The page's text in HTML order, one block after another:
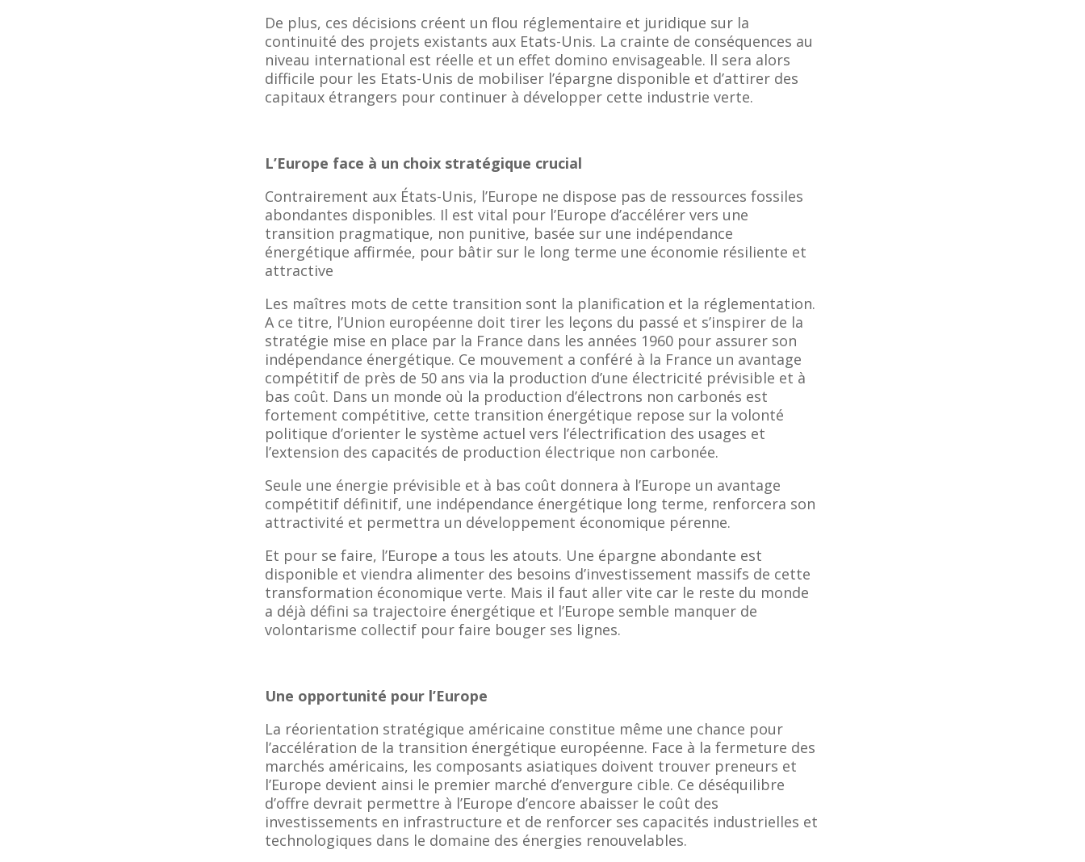
De plus, ces décisions créent un flou réglementaire et juridique sur la
continuité des projets existants aux Etats-Unis. La crainte de conséquences au
niveau international est réelle et un effet domino envisageable. ll sera alors
difficile pour les Etats-Unis de mobiliser l’épargne disponible et d’attirer des
capitaux étrangers pour continuer à développer cette industrie verte.
L’Europe face à un choix stratégique crucial
Contrairement aux États-Unis, l’Europe ne dispose pas de ressources fossiles
abondantes disponibles. Il est vital pour l’Europe d’accélérer vers une
transition pragmatique, non punitive, basée sur une indépendance
énergétique affirmée, pour bâtir sur le long terme une économie résiliente et
attractive
Les maîtres mots de cette transition sont la planification et la réglementation.
A ce titre, l’Union européenne doit tirer les leçons du passé et s’inspirer de la
stratégie mise en place par la France dans les années 1960 pour assurer son
indépendance énergétique. Ce mouvement a conféré à la France un avantage
compétitif de près de 50 ans via la production d’une électricité prévisible et à
bas coût. Dans un monde où la production d’électrons non carbonés est
fortement compétitive, cette transition énergétique repose sur la volonté
politique d’orienter le système actuel vers l’électrification des usages et
l’extension des capacités de production électrique non carbonée.
Seule une énergie prévisible et à bas coût donnera à l’Europe un avantage
compétitif définitif, une indépendance énergétique long terme, renforcera son
attractivité et permettra un développement économique pérenne.
Et pour se faire, l’Europe a tous les atouts. Une épargne abondante est
disponible et viendra alimenter des besoins d’investissement massifs de cette
transformation économique verte. Mais il faut aller vite car le reste du monde
a déjà défini sa trajectoire énergétique et l’Europe semble manquer de
volontarisme collectif pour faire bouger ses lignes.
Une opportunité pour l’Europe
La réorientation stratégique américaine constitue même une chance pour
l’accélération de la transition énergétique européenne. Face à la fermeture des
marchés américains, les composants asiatiques doivent trouver preneurs et
l’Europe devient ainsi le premier marché d’envergure cible. Ce déséquilibre
d’offre devrait permettre à l’Europe d’encore abaisser le coût des
investissements en infrastructure et de renforcer ses capacités industrielles et
technologiques dans le domaine des énergies renouvelables.